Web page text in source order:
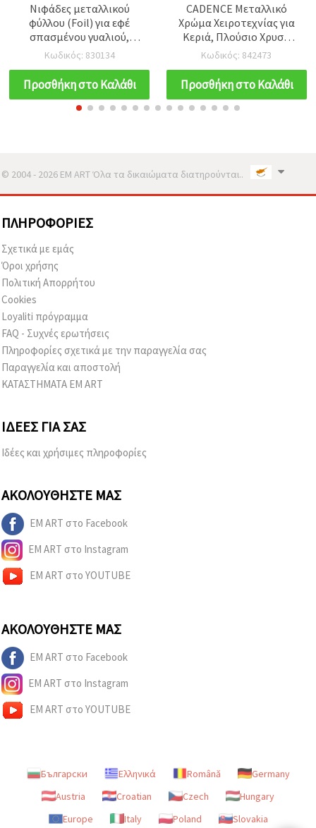
Νιφάδες μεταλλικού
φύλλου (Foil) για εφέ
σπασμένου γυαλιού,
τιρκουάζ ιριδίζον, 15 ml
(~3 g)
Κωδικός: 830134
Προσθήκη στο Καλάθι
CADENCE Μεταλλικό
Χρώμα Χειροτεχνίας για
Κεριά, Πλούσιο Χρυσό
(χρυσός τόνος) 2136 – 50
ml, Ζωντανό Φινίρισμα,
Εύκολη Εφαρμογή –
Ιδανικό για DIY &
Χειροτεχνίες
Κωδικός: 842473
Προσθήκη στο Καλάθι
© 2004 - 2026 EM ART Όλα τα δικαιώματα διατηρούνται..
ΠΛΗΡΟΦΟΡΊΕΣ
Σχετικά με εμάς
Όροι χρήσης
Πολιτική Απορρήτου
Cookies
Loyaliti πρόγραμμα
FAQ - Συχνές ερωτήσεις
Πληροφορίες σχετικά με την παραγγελία σας
Παραγγελία και αποστολή
ΚΑΤΑΣΤΗΜΑΤΑ EM ART
ΙΔΈΕΣ ΓΙΑ ΣΑΣ
Ιδέες και χρήσιμες πληροφορίες
ΑΚΟΛΟΥΘΉΣΤΕ ΜΑΣ
EM ART στο Facebook
EM ART στο Instagram
EM ART στο YOUTUBE
ΑΚΟΛΟΥΘΉΣΤΕ ΜΑΣ
EM ART στο Facebook
EM ART στο Instagram
EM ART στο YOUTUBE
Български Ελληνικά Română
Germany
Austria
Croatian Czech
Hungary
Europe
Italy Poland Slovakia